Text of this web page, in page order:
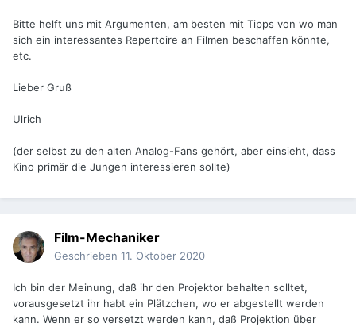
Bitte helft uns mit Argumenten, am besten mit Tipps von wo man
sich ein interessantes Repertoire an Filmen beschaffen könnte,
etc.
Lieber Gruß
Ulrich
(der selbst zu den alten Analog-Fans gehört, aber einsieht, dass
Kino primär die Jungen interessieren sollte)
Film-Mechaniker
Geschrieben 11. Oktober 2020
Ich bin der Meinung, daß ihr den Projektor behalten solltet,
vorausgesetzt ihr habt ein Plätzchen, wo er abgestellt werden
kann. Wenn er so versetzt werden kann, daß Projektion über